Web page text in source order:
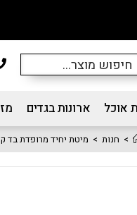
אוכל ארונות בגדים
> חנות > מיטת יחיד מרופדת בד